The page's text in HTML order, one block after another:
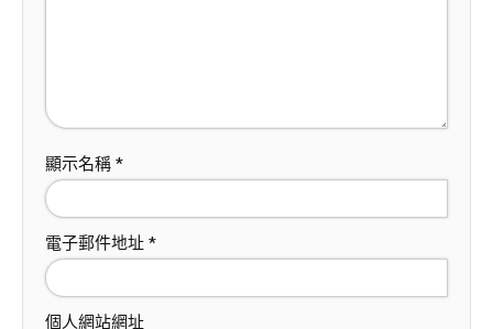
顯示名稱 *
電子郵件地址 *
個人網站網址